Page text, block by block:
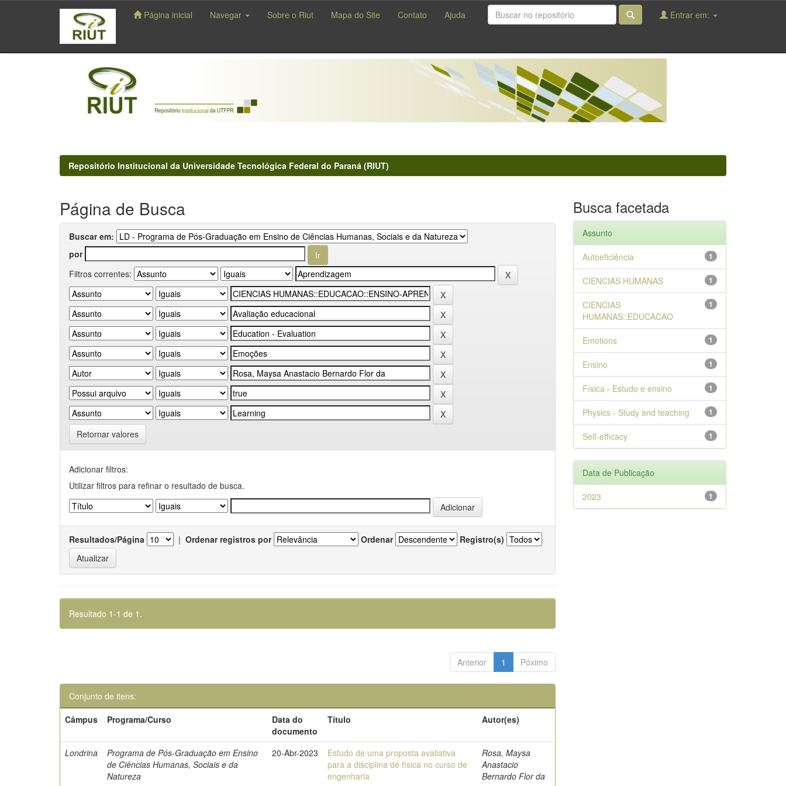
navigation
Página inicial Navegar Sobre o Riut Mapa do Site Contato Ajuda Entrar em:
Repositório Institucional da Universidade Tecnológica Federal do Paraná (RIUT)
Página de Busca
Buscar em:
por
Filtros correntes:
Retornar valores
Adicionar filtros:
Utilizar filtros para refinar o resultado de busca.
Resultados/Página | Ordenar registros por Ordenar Registro(s)
Resultado 1-1 de 1.
Anterior 1 Póximo
Conjunto de itens:
Câmpus
Programa/Curso
Data do
documento
Título Autor(es)
Londrina
Programa de Pós-Graduação em Ensino
de Ciências Humanas, Sociais e da
Natureza
20-Abr-2023
Estudo de uma proposta avaliativa
para a disciplina de física no curso de
engenharia
Rosa, Maysa
Anastacio
Bernardo Flor da
Busca facetada
Assunto
1
Autoeficiência
1
CIENCIAS HUMANAS
1
CIENCIAS
HUMANAS::EDUCACAO
1
Emotions
1
Ensino
1
Física - Estudo e ensino
1
Physics - Study and teaching
1
Self-efficacy
Data de Publicação
1
2023